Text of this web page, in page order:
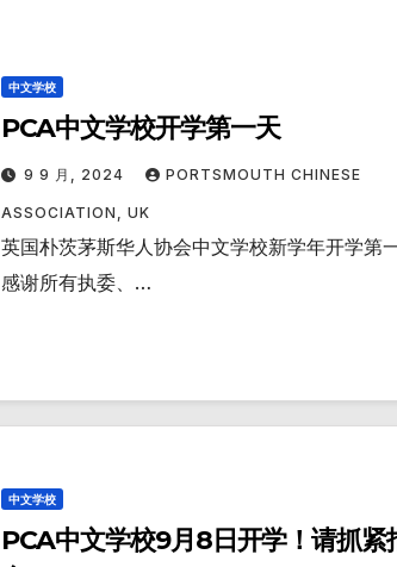
中文学校
PCA中文学校开学第一天
9 9 月, 2024 PORTSMOUTH CHINESE
ASSOCIATION, UK
英国朴茨茅斯华人协会中文学校新学年开学第
感谢所有执委、…
中文学校
PCA中文学校9月8日开学！请抓紧